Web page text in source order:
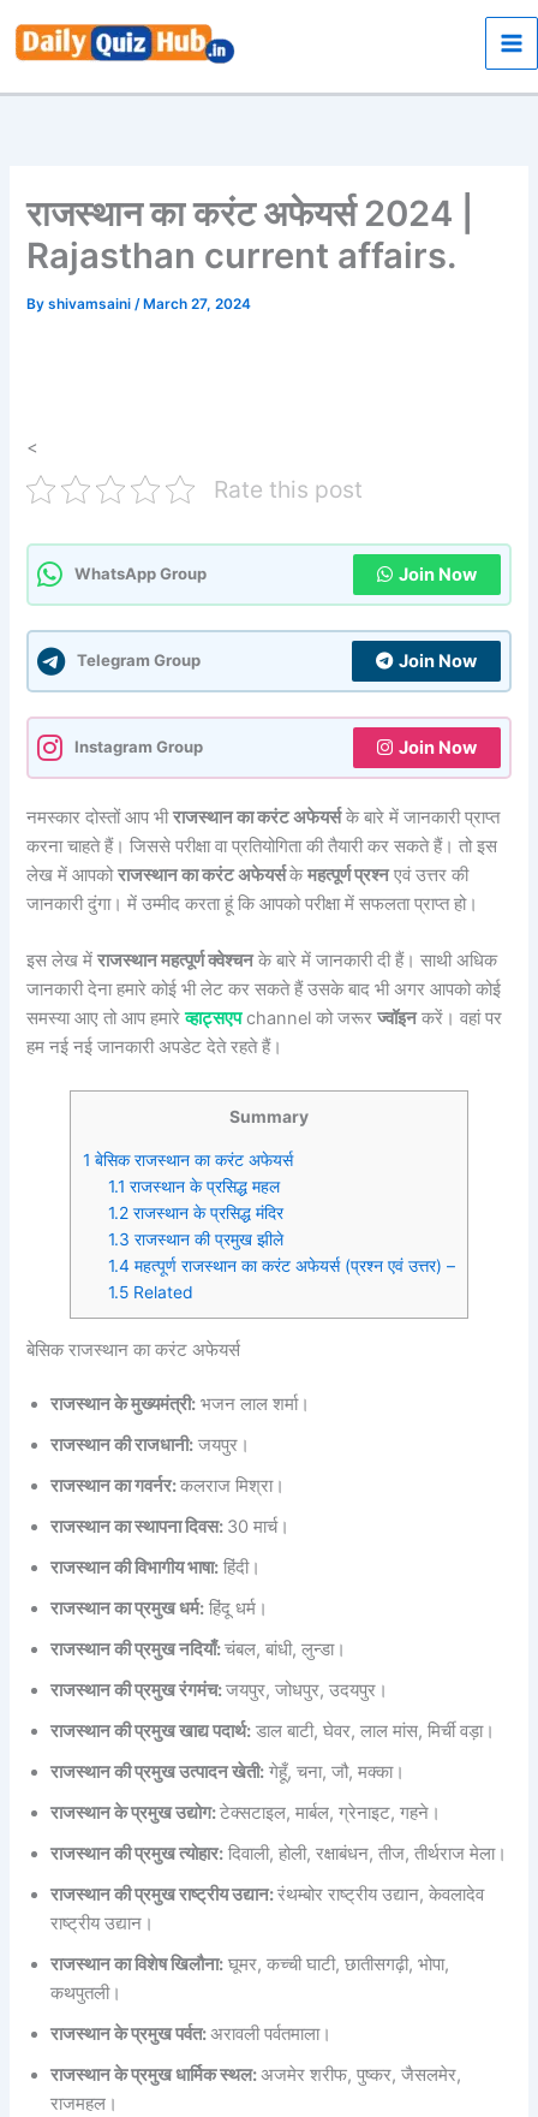
राजस्थान का करंट अफेयर्स 2024 |
Rajasthan current affairs.
Byshivamsaini/ March 27, 2024
<
Rate this post
WhatsApp Group Join Now
Telegram Group Join Now
Instagram Group Join Now
नमस्कार दोस्तों आप भीराजस्थान का करंट अफेयर्सके बारे में जानकारी प्राप्त
करना चाहते हैं। जिससे परीक्षा वा प्रतियोगिता की तैयारी कर सकते हैं। तो इस
लेख में आपकोराजस्थान का करंट अफेयर्सकेमहत्पूर्ण प्रश्नएवं उत्तर की
जानकारी दुंगा। में उम्मीद करता हूं कि आपको परीक्षा में सफलता प्राप्त हो।
इस लेख मेंराजस्थान महत्पूर्ण क्वेश्चनके बारे में जानकारी दी हैं। साथी अधिक
जानकारी देना हमारे कोई भी लेट कर सकते हैं उसके बाद भी अगर आपको कोई
समस्या आए तो आप हमारेव्हाट्सएपchannel को जरूरज्वॉइनकरें। वहां पर
हम नई नई जानकारी अपडेट देते रहते हैं।
Summary
1 बेसिक राजस्थान का करंट अफेयर्स
1.1 राजस्थान के प्रसिद्ध महल
1.2राजस्थान के प्रसिद्ध मंदिर
1.3 राजस्थान की प्रमुख झीले
1.4 महत्पूर्ण राजस्थान का करंट अफेयर्स (प्रश्न एवं उत्तर) –
1.5Related
बेसिक राजस्थान का करंट अफेयर्स
राजस्थान के मुख्यमंत्री: भजन लाल शर्मा।
राजस्थान की राजधानी: जयपुर।
राजस्थान का गवर्नर:कलराज मिश्रा।
राजस्थान का स्थापना दिवस: 30 मार्च।
राजस्थान की विभागीय भाषा: हिंदी।
राजस्थान का प्रमुख धर्म: हिंदू धर्म।
राजस्थान की प्रमुख नदियाँ:चंबल, बांधी, लुन्डा।
राजस्थान की प्रमुख रंगमंच:जयपुर, जोधपुर, उदयपुर।
राजस्थान की प्रमुख खाद्य पदार्थ: डाल बाटी, घेवर, लाल मांस, मिर्ची वड़ा।
राजस्थान की प्रमुख उत्पादन खेती: गेहूँ, चना, जौ, मक्का।
राजस्थान के प्रमुख उद्योग:टेक्सटाइल, मार्बल, ग्रेनाइट, गहने।
राजस्थान की प्रमुख त्योहार: दिवाली, होली, रक्षाबंधन, तीज, तीर्थराज मेला।
राजस्थान की प्रमुख राष्ट्रीय उद्यान:रंथम्बोर राष्ट्रीय उद्यान, केवलादेव
राष्ट्रीय उद्यान।
राजस्थान का विशेष खिलौना: घूमर, कच्ची घाटी, छातीसगढ़ी, भोपा,
कथपुतली।
राजस्थान के प्रमुख पर्वत:अरावली पर्वतमाला।
राजस्थान के प्रमुख धार्मिक स्थल:अजमेर शरीफ, पुष्कर, जैसलमेर,
राजमहल।